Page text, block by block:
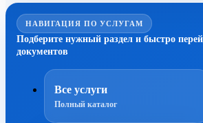
НАВИГАЦИЯ ПО УСЛУГАМ
Подберите нужный раздел и быстро
документов
Все услуги
Полный каталог